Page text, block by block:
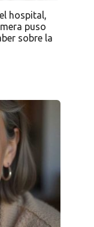
hospital,
puso
sobre la